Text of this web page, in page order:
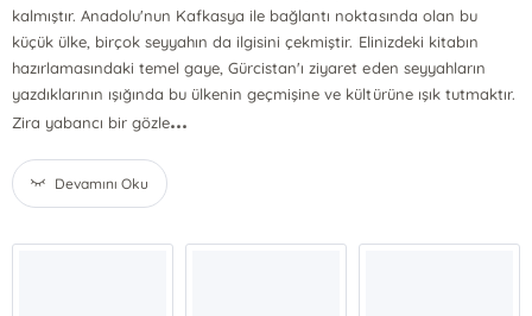
kalmıştır. Anadolu'nun Kafkasya ile bağlantı noktasında olan bu
küçük ülke, birçok seyyahın da ilgisini çekmiştir. Elinizdeki kitabın
hazırlamasındaki temel gaye, Gürcistan'ı ziyaret eden seyyahların
yazdıklarının ışığında bu ülkenin geçmişine ve kültürüne ışık tutmaktır.
Zira yabancı bir gözle...
Devamını Oku